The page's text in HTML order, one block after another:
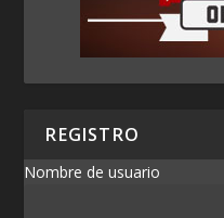
REGISTRO
Nombre de usuario